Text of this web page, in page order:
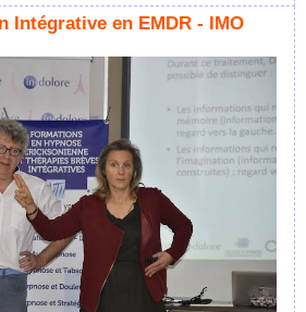
Intégrative en EMDR - IMO